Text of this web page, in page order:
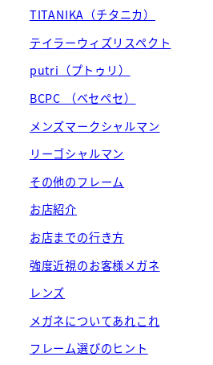
TITANIKA（チタニカ）
テイラーウィズリスペクト
putri（プトゥリ）
BCPC （ベセペセ）
メンズマークシャルマン
リーゴシャルマン
その他のフレーム
お店紹介
お店までの行き方
強度近視のお客様メガネ
レンズ
メガネについてあれこれ
フレーム選びのヒント